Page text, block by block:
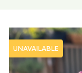
UNAVAILABLE